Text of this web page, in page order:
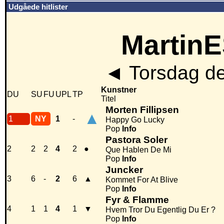
Udgåede hitlister
◄ Torsdag
DU SU FU UPLTP
Kunstner
Titel
1 NY 1 - ▲ Morten Fillipsen
Happy Go Lucky
Pop Info
2 2 2 4 2 ●
Pastora Soler
Que Hablen De Mi
Pop Info
3 6 - 2 6 ▲
Juncker
Kommet For At Blive
Pop Info
4 1 1 4 1 ▼
Fyr & Flamme
Hvem Tror Du Egentlig Du Er ?
Pop Info